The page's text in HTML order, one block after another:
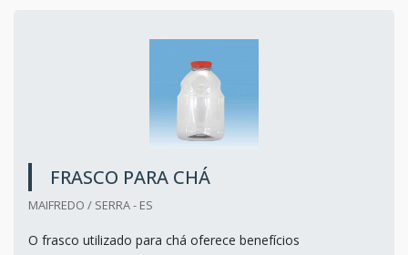
FRASCO PARA CHÁ
MAIFREDO / SERRA - ES
O frasco utilizado para chá oferece benefícios